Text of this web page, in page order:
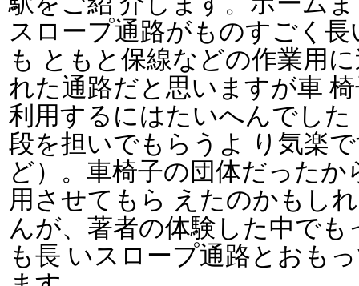
スロープ通路がものすごく長
も ともと保線などの作業用
れた通路だと思いますが車
利用するにはたいへんでした
段を担いでもらうよ り気楽
ど）。車椅子の団体だったか
用させてもら えたのかもし
んが、著者の体験した中でも
も長 いスロープ通路とおも